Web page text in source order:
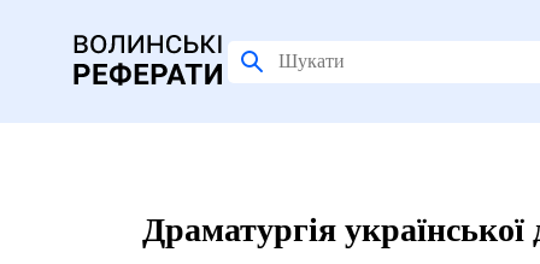
Драматургія